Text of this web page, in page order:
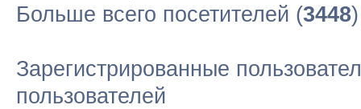
Больше всего посетителей (3448
Зарегистрированные
пользователей